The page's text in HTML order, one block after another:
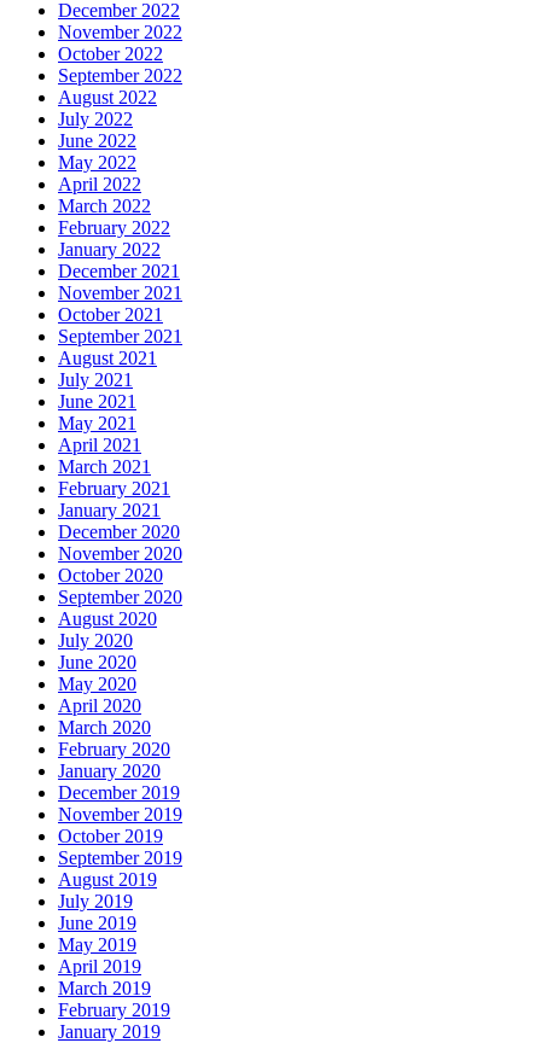
December 2022
November 2022
October 2022
September 2022
August 2022
July 2022
June 2022
May 2022
April 2022
March 2022
February 2022
January 2022
December 2021
November 2021
October 2021
September 2021
August 2021
July 2021
June 2021
May 2021
April 2021
March 2021
February 2021
January 2021
December 2020
November 2020
October 2020
September 2020
August 2020
July 2020
June 2020
May 2020
April 2020
March 2020
February 2020
January 2020
December 2019
November 2019
October 2019
September 2019
August 2019
July 2019
June 2019
May 2019
April 2019
March 2019
February 2019
January 2019